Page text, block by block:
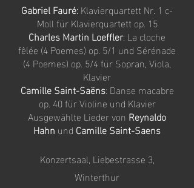
Gabriel Fauré:Klavierquartett Nr. 1 c-
Moll für Klavierquartett op. 15
Charles Martin Loeffler: La cloche
fêlée (4 Poemes) op. 5/1 und Sérénade
(4 Poemes) op. 5/4 für Sopran, Viola,
Klavier
Camille Saint-Saëns: Danse macabre
op. 40 für Violine und Klavier
Ausgewählte Lieder von Reynaldo
Hahn und Camille Saint-Saens
Konzertsaal, Liebestrasse 3,
Winterthur